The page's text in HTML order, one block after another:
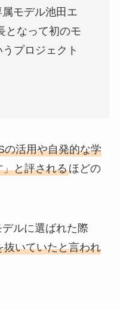
属モデル池田エ
となって初のモ
プロジェクト
の活用や自発的な学
と評されるほどの
ルに選ばれた際
いていたと言われ